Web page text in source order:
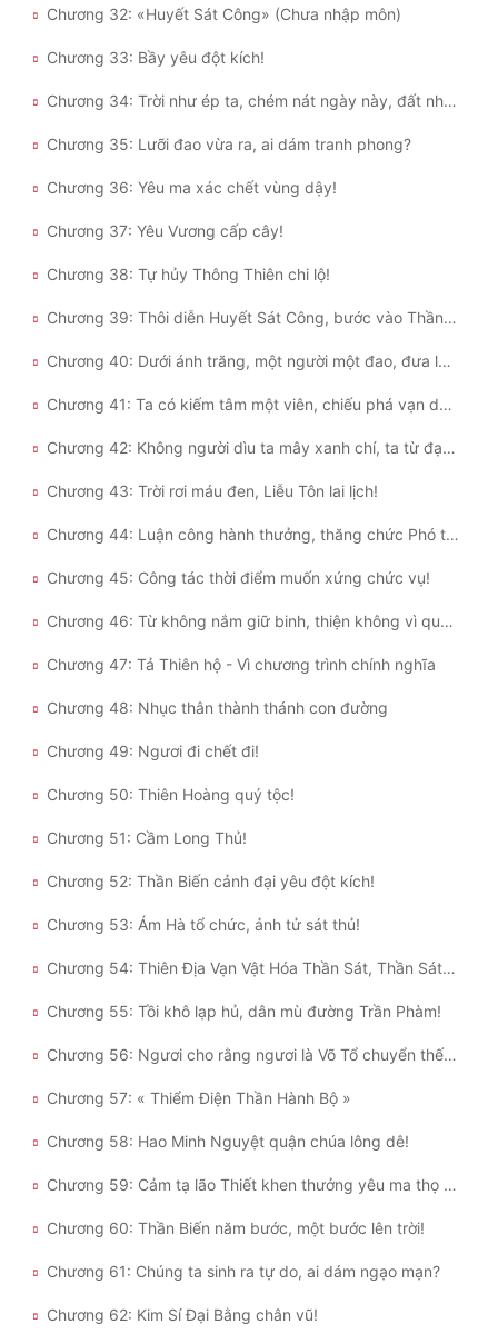
Tính Cách Nhân Vật :
Cơ Trí
Sát Phạt Quyết Đoán
Vô Sỉ
Điềm Đạm
Chương 32: «Huyết Sát Công» (Chưa nhập môn)
Chương 33: Bầy yêu đột kích!
Chương 34: Trời như ép ta, chém nát ngày này, đất như cản ta, trảm diệt đất này!
Chương 35: Lưỡi đao vừa ra, ai dám tranh phong?
Chương 36: Yêu ma xác chết vùng dậy!
Chương 37: Yêu Vương cấp cây!
Chương 38: Tự hủy Thông Thiên chi lộ!
Chương 39: Thôi diễn Huyết Sát Công, bước vào Thần Khiếu cảnh!
Chương 40: Dưới ánh trăng, một người một đao, đưa lưng về phía chúng sinh!
Chương 41: Ta có kiếm tâm một viên, chiếu phá vạn dặm sơn hà!
Chương 42: Không người dìu ta mây xanh chí, ta từ đạp tuyết đến đỉnh núi!
Chương 43: Trời rơi máu đen, Liễu Tôn lai lịch!
Chương 44: Luận công hành thưởng, thăng chức Phó thiên hộ!
Chương 45: Công tác thời điểm muốn xứng chức vụ!
Chương 46: Từ không nắm giữ binh, thiện không vì quan!
Chương 47: Tả Thiên hộ - Vì chương trình chính nghĩa
Chương 48: Nhục thân thành thánh con đường
Chương 49: Ngươi đi chết đi!
Chương 50: Thiên Hoàng quý tộc!
Chương 51: Cầm Long Thủ!
Chương 52: Thần Biến cảnh đại yêu đột kích!
Chương 53: Ám Hà tổ chức, ảnh tử sát thủ!
Chương 54: Thiên Địa Vạn Vật Hóa Thần Sát, Thần Sát Mở Thông Thiên Lộ
Chương 55: Tồi khô lạp hủ, dân mù đường Trần Phàm!
Chương 56: Ngươi cho rằng ngươi là Võ Tổ chuyển thế sao?
Chương 57: « Thiểm Điện Thần Hành Bộ »
Chương 58: Hao Minh Nguyệt quận chúa lông dê!
Chương 59: Cảm tạ lão Thiết khen thưởng yêu ma thọ nguyên!
Chương 60: Thần Biến năm bước, một bước lên trời!
Chương 61: Chúng ta sinh ra tự do, ai dám ngạo mạn?
Chương 62: Kim Sí Đại Bằng chân vũ!